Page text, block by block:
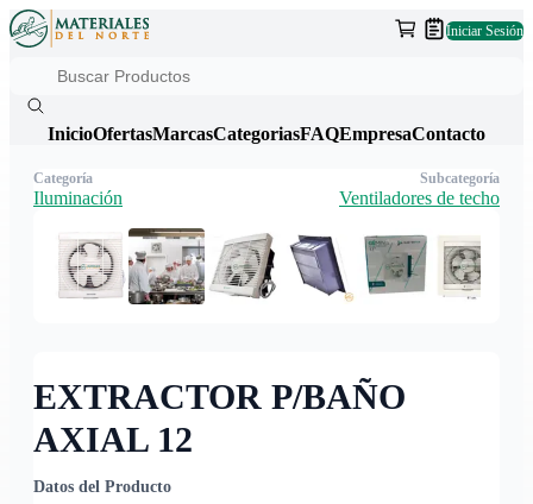
Iniciar Sesión
InicioOfertasMarcasCategoriasFAQEmpresaContacto
EXTRACTOR P/BAÑO
AXIAL 12
Datos del Producto
Categoría
Iluminación
Subcategoría
Ventiladores de techo